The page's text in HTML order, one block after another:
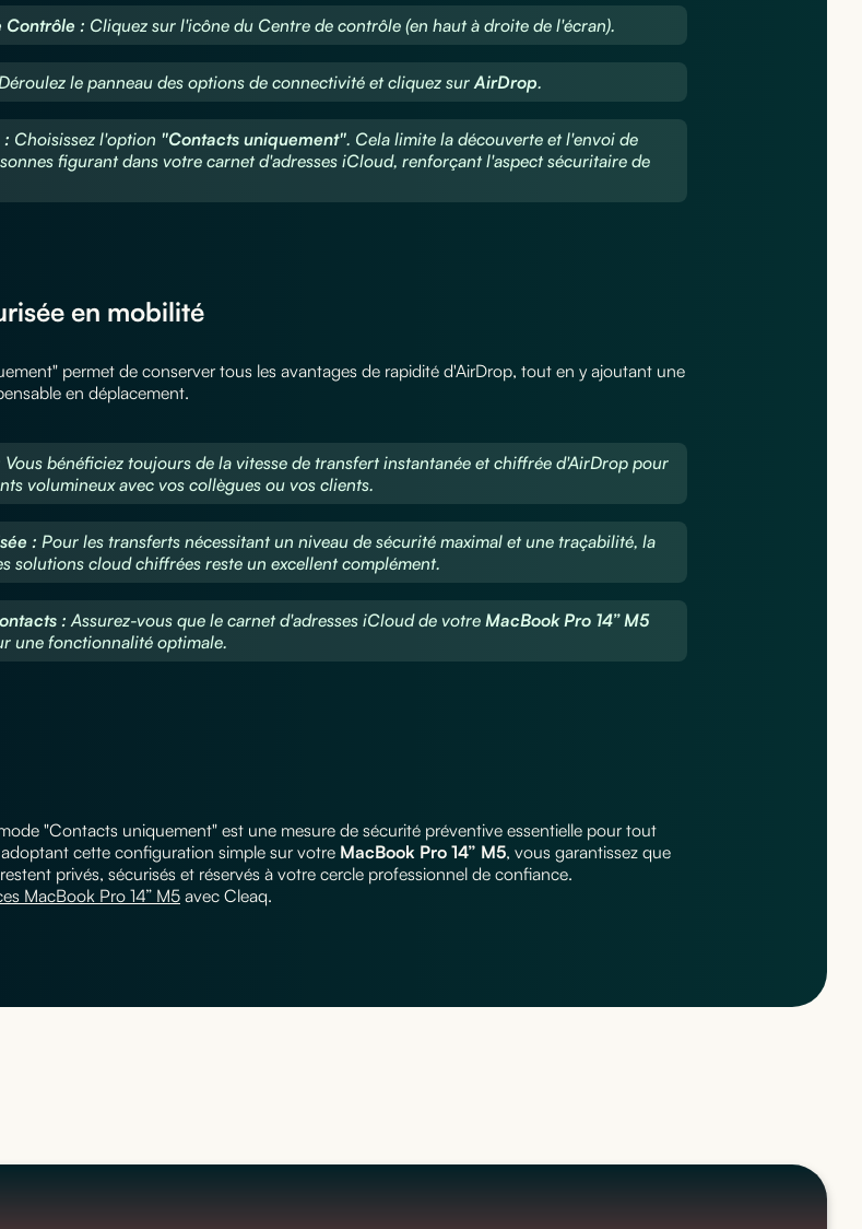
Contrôle : Cliquez sur l'icône du Centre de contrôle (en haut à droite de l'écran).
le panneau des options de connectivité et cliquez surAirDrop.
: Choisissez l'option "Contacts uniquement". Cela limite la découverte et l'envoi de
figurant dans votre carnet d'adresses iCloud, renforçant l'aspect sécuritaire de
en mobilité
permet de conserver tous les avantages de rapidité d'AirDrop, tout en y ajoutant une
en déplacement.
Vous bénéficiez toujours de la vitesse de transfert instantanée et chiffrée d'AirDrop pour
volumineux avec vos collègues ou vos clients.
: Pour les transferts nécessitant un niveau de sécurité maximal et une traçabilité, la
solutions cloud chiffrées reste un excellent complément.
: Assurez-vous que le carnet d'adresses iCloud de votre MacBook Pro 14” M5
une fonctionnalité optimale.
"Contacts uniquement" est une mesure de sécurité préventive essentielle pour tout
cette configuration simple sur votre MacBook Pro 14” M5, vous garantissez que
privés, sécurisés et réservés à votre cercle professionnel de confiance.
MacBook Pro 14” M5avec Cleaq.